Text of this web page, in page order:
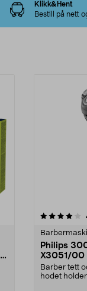
Klikk&Hent
Bestill på nett
Philips
X3051/00
vanntett
Barber tett
hodet